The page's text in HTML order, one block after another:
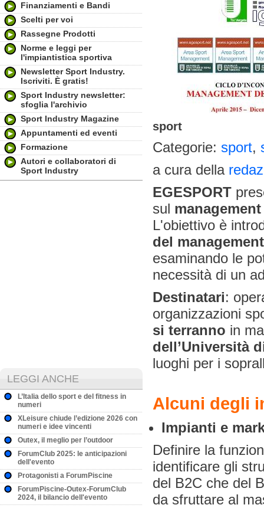
Finanziamenti e Bandi
Scelti per voi
Rassegne Prodotti
Norme e leggi per
l'impiantistica sportiva
Newsletter Sport Industry.
Iscriviti. È gratis!
Sport Industry newsletter:
sfoglia l'archivio
Sport Industry Magazine
Appuntamenti ed eventi
Formazione
Autori e collaboratori di
Sport Industry
LEGGI ANCHE
L’Italia dello sport e del fitness in
numeri
XLeisure chiude l’edizione 2026 con
numeri e idee vincenti
Outex, il meglio per l’outdoor
ForumClub 2025: le anticipazioni
dell'evento
Protagonisti a ForumPiscine
ForumPiscine-Outex-ForumClub
2024, il bilancio dell'evento
sport
Categorie: sport,
a cura della
EGESPORT
sul
L'obiettivo è
del
esaminando le
necessità di un
Destinatari:
organizzazioni
si terranno in
dell’Università
luoghi per i
Alcuni degli
Impianti e
Definire la
identificare gli
del B2C che del
da sfruttare al